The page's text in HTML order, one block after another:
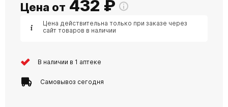
Цена от 432 ₽
Цена действительна только при заказе через
сайт товаров в наличии
В наличии в 1 аптеке
Самовывоз сегодня